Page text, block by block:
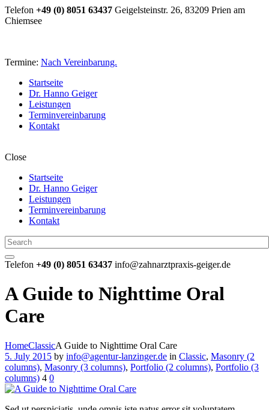
Telefon +49 (0) 8051 63437 Geigelsteinstr. 26, 83209 Prien am
Chiemsee
Termine: Nach Vereinbarung.
Startseite
Dr. Hanno Geiger
Leistungen
Terminvereinbarung
Kontakt
Close
Startseite
Dr. Hanno Geiger
Leistungen
Terminvereinbarung
Kontakt
Telefon +49 (0) 8051 63437 info@zahnarztpraxis-geiger.de
A Guide to Nighttime Oral
Care
HomeClassicA Guide to Nighttime Oral Care
5. July 2015 by info@agentur-lanzinger.de in Classic, Masonry (2
columns), Masonry (3 columns), Portfolio (2 columns), Portfolio (3
columns) 4 0